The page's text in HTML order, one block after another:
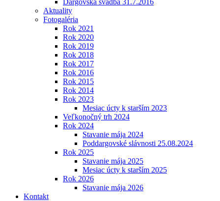
Dargovská svadba 31.7.2016
Aktuality
Fotogaléria
Rok 2021
Rok 2020
Rok 2019
Rok 2018
Rok 2017
Rok 2016
Rok 2015
Rok 2014
Rok 2023
Mesiac úcty k starším 2023
Veľkonočný trh 2024
Rok 2024
Stavanie mája 2024
Poddargovské slávnosti 25.08.2024
Rok 2025
Stavanie mája 2025
Mesiac úcty k starším 2025
Rok 2026
Stavanie mája 2026
Kontakt